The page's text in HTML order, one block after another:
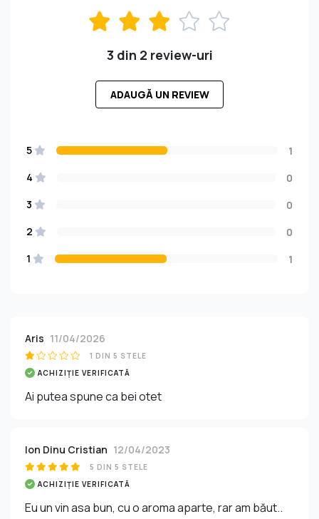
3 din 2 review-uri
ADAUGĂ UN REVIEW
5
1
4
0
3
0
2
0
1
1
Aris 11/04/2026
1 DIN 5 STELE
ACHIZIȚIE VERIFICATĂ
Ai putea spune ca bei otet
Ion Dinu Cristian 12/04/2023
5 DIN 5 STELE
ACHIZIȚIE VERIFICATĂ
Eu un vin asa bun, cu o aroma aparte, rar am băut..